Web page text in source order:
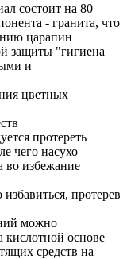
состоит на 80
- гранита, что
царапин
защиты "гигиена
и
цветных
протереть
чего насухо
во избежание
протерев
можно
кислотной основе
средств на